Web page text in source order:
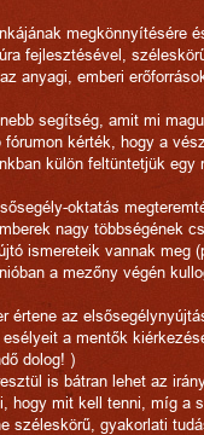
megkönnyítésére
fejlesztésével,
anyagi, emberi
segítség, amit mi
fórumon kérték, hogy a
külön feltüntetjük egy
oktatás
nagy többségének
ismereteik vannak meg
a mezőny végén
értene az
a mentők
dolog! )
is bátran lehet az
hogy mit kell tenni, míg a
széleskörű, gyakorlati